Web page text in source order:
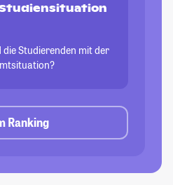
die Studierenden mit der
Ranking